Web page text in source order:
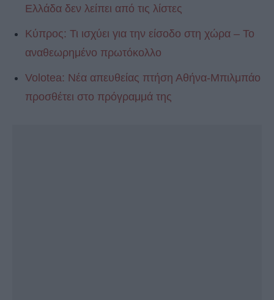
Ελλάδα δεν λείπει από τις λίστες
Κύπρος: Τι ισχύει για την είσοδο στη χώρα – Το
αναθεωρημένο πρωτόκολλο
Volotea: Νέα απευθείας πτήση Αθήνα-Μπιλμπάο
προσθέτει στο πρόγραμμά της